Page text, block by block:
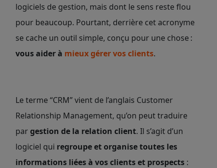
logiciels de gestion, mais dont le sens reste flou
pour beaucoup. Pourtant, derrière cet acronyme
se cache un outil simple, conçu pour une chose :
vous aider à mieux gérer vos clients.
Le terme “CRM” vient de l’anglais Customer
Relationship Management, qu’on peut traduire
pargestion de la relation client. Il s’agit d’un
logiciel qui regroupe et organise toutes les
informations liées à vos clients et prospects :